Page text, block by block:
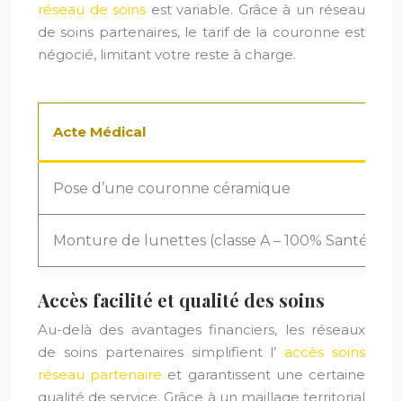
réseau de soins est variable. Grâce à un réseau
de soins partenaires, le tarif de la couronne est
négocié, limitant votre reste à charge.
Acte Médical
Pose d’une couronne céramique
Monture de lunettes (classe A – 100% Santé)
Accès facilité et qualité des soins
Au-delà des avantages financiers, les réseaux
de soins partenaires simplifient l’accès soins
réseau partenaire et garantissent une certaine
qualité de service. Grâce à un maillage territorial